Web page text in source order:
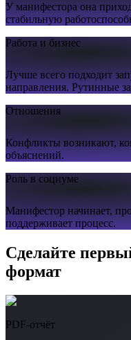
У манифестора она
стабильную
Работа и бизнес
Лучше всего подходит
направления. Рутинные
Отношения
Конфликты возникают,
объяснений.
Роль в социуме
Манифестор начинает,
поддерживает процесс.
Сделайте
формат
PDF-отчёт